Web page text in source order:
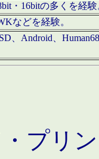
・16bitの多くを経
などを経験。
、Android、
プリ